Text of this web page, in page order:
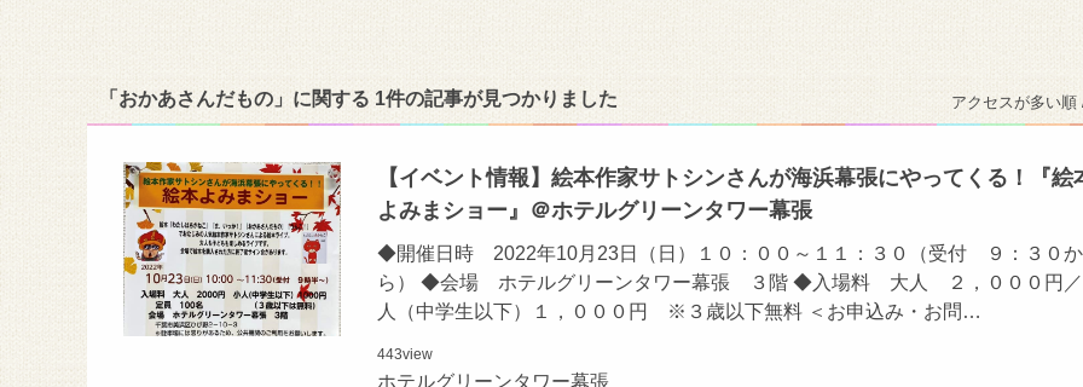
「おかあさんだもの」に関する 1件の記事が見つかりました アクセスが多い
【イベント情報】絵本作家サトシンさんが海浜幕張にやってくる！『絵
よみまショー』＠ホテルグリーンタワー幕張
◆開催日時 2022年10月23日（日）１０：００～１１：３０（受付 ９：３０か
ら） ◆会場 ホテルグリーンタワー幕張 ３階 ◆入場料 大人 ２，０００円
人（中学生以下）１，０００円 ※３歳以下無料 ＜お申込み・お問…
443view
ホテルグリーンタワー幕張